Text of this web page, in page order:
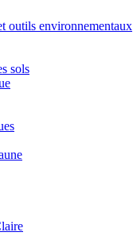
outils environnementaux
sols